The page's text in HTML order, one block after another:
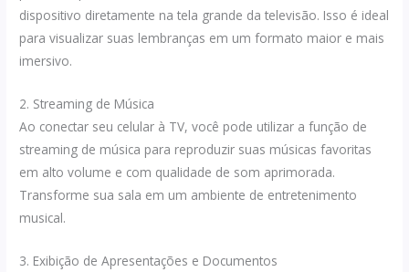
dispositivo diretamente na tela grande da televisão. Isso é ideal
para visualizar suas lembranças em um formato maior e mais
imersivo.
2. Streaming de Música
Ao conectar seu celular à TV, você pode utilizar a função de
streaming de música para reproduzir suas músicas favoritas
em alto volume e com qualidade de som aprimorada.
Transforme sua sala em um ambiente de entretenimento
musical.
3. Exibição de Apresentações e Documentos